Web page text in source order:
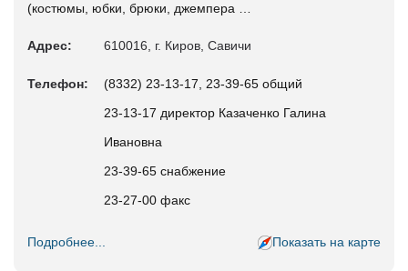
(костюмы, юбки, брюки, джемпера …
Адрес: 610016, г. Киров, Савичи
Телефон:
(8332) 23-13-17, 23-39-65 общий
23-13-17 директор Казаченко Галина
Ивановна
23-39-65 снабжение
23-27-00 факс
Подробнее... Показать на карте